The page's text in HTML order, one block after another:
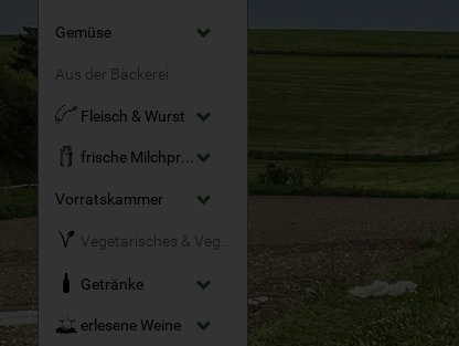
Gemüse
Aus der Bäckerei
Fleisch & Wurst
frische Milchprodukte
Vorratskammer
Getränke
erlesene Weine